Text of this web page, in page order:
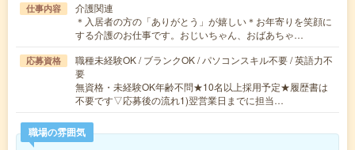
仕事内容
介護関連
＊入居者の方の「ありがとう」が嬉しい＊お年寄りを笑顔に
する介護のお仕事です。おじいちゃん、おばあちゃ…
応募資格
職種未経験OK / ブランクOK / パソコンスキル不要 / 英語力不
要
無資格・未経験OK年齢不問★10名以上採用予定★履歴書は
不要です▽応募後の流れ1)翌営業日までに担当…
職場の雰囲気